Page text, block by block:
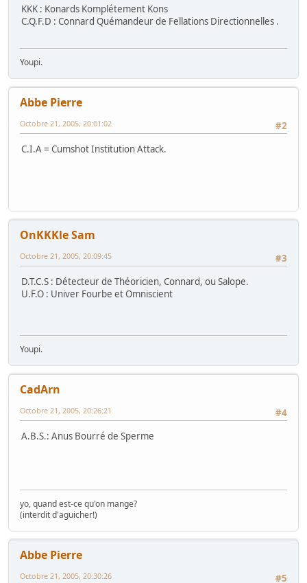
KKK : Konards Komplétement Kons
C.Q.F.D : Connard Quémandeur de Fellations Directionnelles .
Youpi.
Abbe Pierre
#2
Octobre 21, 2005, 20:01:02
C.I.A = Cumshot Institution Attack.
OnKKKle Sam
#3
Octobre 21, 2005, 20:09:45
D.T.C.S : Détecteur de Théoricien, Connard, ou Salope.
U.F.O : Univer Fourbe et Omniscient
Youpi.
CadArn
#4
Octobre 21, 2005, 20:26:21
A.B.S.: Anus Bourré de Sperme
yo, quand est-ce qu'on mange?
(interdit d'aguicher!)
Abbe Pierre
#5
Octobre 21, 2005, 20:30:26